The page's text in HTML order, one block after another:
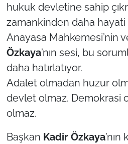
hukuk devletine sahip
zamankinden daha
Anayasa Mahkemesi’nin
Özkaya’nın sesi, bu
daha hatırlatıyor.
Adalet olmadan huzur
devlet olmaz. Demokrasi
olmaz.
Başkan Kadir Özkaya’nın